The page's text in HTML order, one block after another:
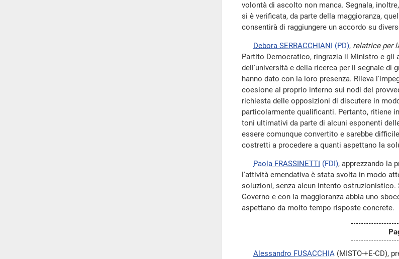
volontà di ascolto non manca. Segnala,
si è verificata, da parte della maggioranza,
consentirà di raggiungere un accordo su
Debora SERRACCHIANI (PD), relatrice per
Partito Democratico, ringrazia il Ministro e
dell'università e della ricerca per il segnale di
hanno dato con la loro presenza. Rileva
coesione al proprio interno sui nodi del
richiesta delle opposizioni di discutere in
particolarmente qualificanti. Pertanto, ritiene
toni ultimativi da parte di alcuni esponenti
essere comunque convertito e sarebbe
costretti a procedere a quanti aspettano la
Paola FRASSINETTI (FDI), apprezzando la
l'attività emendativa è stata svolta in modo
soluzioni, senza alcun intento
Governo e con la maggioranza abbia uno
aspettano da molto tempo risposte concrete.
Alessandro FUSACCHIA (MISTO-+E-CD),